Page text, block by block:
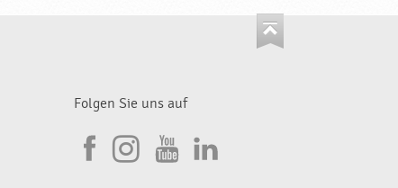
Folgen Sie uns auf
I